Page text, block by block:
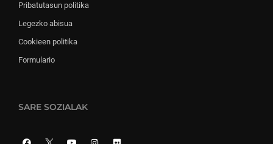
Pribatutasun politika
Legezko abisua
Cookieen politika
Formulario
SARE SOZIALAK